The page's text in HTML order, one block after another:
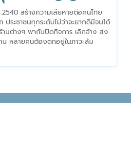
สร้างความเสียหายต่อคนไทย
ประชาชนทุกระดับไม่ว่าจะยากดีมีจนได้
นต่างๆ พากันปิดกิจการ เลิกจ้าง ส่ง
น หลายคนต้องตกอยู่ในภาวะล้ม